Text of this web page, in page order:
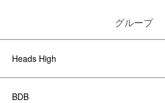
グループ
Heads High
BDB